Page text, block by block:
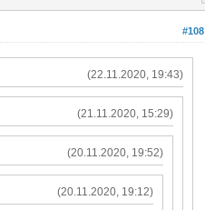
#108
(22.11.2020, 19:43)
(21.11.2020, 15:29)
(20.11.2020, 19:52)
(20.11.2020, 19:12)